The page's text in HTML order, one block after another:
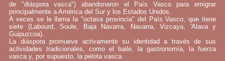
de "diáspora vasca") abandonaron el País Vasco para emigrar
principalmente a América del Sur y los Estados Unidos.
A veces se le llama la "octava provincia" del País Vasco, que tiene
siete (Labourd, Soule, Baja Navarra, Navarra, Vizcaya, 'Alava y
Guipuzcoa).
La diáspora promueve activamente su identidad a través de sus
actividades tradicionales, como el baile, la gastronomía, la fuerza
vasca y, por supuesto, la pelota vasca.